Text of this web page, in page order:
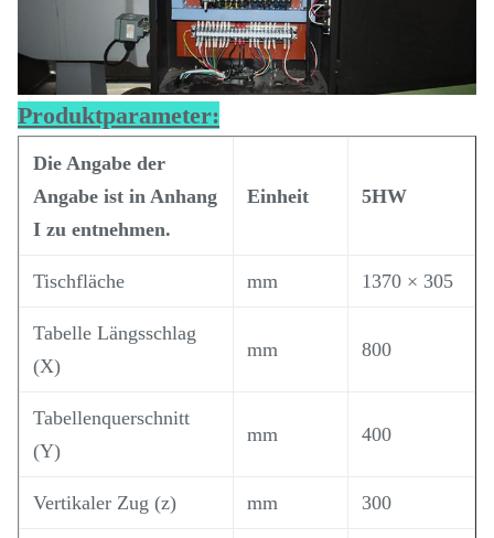
Produktparameter:
Die Angabe der
Angabe ist in Anhang
I zu entnehmen.
Einheit 5HW
Tischfläche mm 1370 × 305
Tabelle Längsschlag
(X)
mm 800
Tabellenquerschnitt
(Y)
mm 400
Vertikaler Zug (z) mm 300